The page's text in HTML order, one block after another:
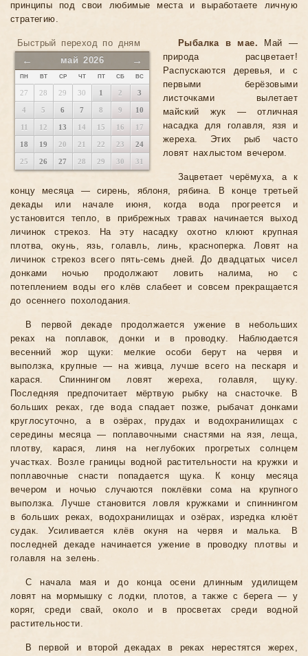
принципы под свои любимые места и выработаете личную
стратегию.
Быстрый переход по дням
← →
май 2026
ПН ВТ СР ЧТ ПТ СБ ВС
27 28 29 30 1 2 3
4 5 6 7 8 9 10
11 12 13 14 15 16 17
18 19 20 21 22 23 24
25 26 27 28 29 30 31
Рыбалка в мае. Май —
природа расцветает!
Распускаются деревья, и с
первыми берёзовыми
листочками вылетает
майский жук — отличная
насадка для голавля, язя и
жереха. Этих рыб часто
ловят нахлыстом вечером.
Зацветает черёмуха, а к
концу месяца — сирень, яблоня, рябина. В конце третьей
декады или начале июня, когда вода прогреется и
установится тепло, в прибрежных травах начинается выход
личинок стрекоз. На эту насадку охотно клюют крупная
плотва, окунь, язь, голавль, линь, красноперка. Ловят на
личинок стрекоз всего пять-семь дней. До двадцатых чисел
донками ночью продолжают ловить налима, но с
потеплением воды его клёв слабеет и совсем прекращается
до осеннего похолодания.
В первой декаде продолжается ужение в небольших
реках на поплавок, донки и в проводку. Наблюдается
весенний жор щуки: мелкие особи берут на червя и
выползка, крупные — на живца, лучше всего на пескаря и
карася. Спиннингом ловят жереха, голавля, щуку.
Последняя предпочитает мёртвую рыбку на снасточке. В
больших реках, где вода спадает позже, рыбачат донками
круглосуточно, а в озёрах, прудах и водохранилищах с
середины месяца — поплавочными снастями на язя, леща,
плотву, карася, линя на неглубоких прогретых солнцем
участках. Возле границы водной растительности на кружки и
поплавочные снасти попадается щука. К концу месяца
вечером и ночью случаются поклёвки сома на крупного
выползка. Лучше становится ловля кружками и спиннингом
в больших реках, водохранилищах и озёрах, изредка клюёт
судак. Усиливается клёв окуня на червя и малька. В
последней декаде начинается ужение в проводку плотвы и
голавля на зелень.
С начала мая и до конца осени длинным удилищем
ловят на мормышку с лодки, плотов, а также с берега — у
коряг, среди свай, около и в просветах среди водной
растительности.
В первой и второй декадах в реках нерестятся жерех,